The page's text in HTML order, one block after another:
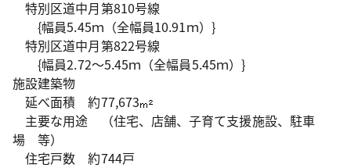
特別区道中月第810号線
{幅員5.45ｍ（全幅員10.91ｍ）}
特別区道中月第822号線
{幅員2.72～5.45ｍ（全幅員5.45ｍ）}
施設建築物
延べ面積 約77,673
主要な用途 （住宅、店舗、子育て支援施設、駐車
場 等）
住宅戸数 約744戸